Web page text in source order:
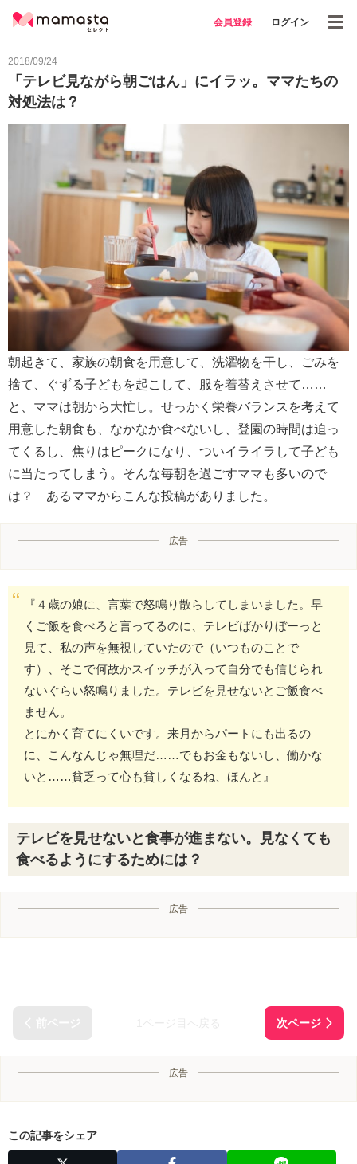
会員登録 ログイン
2018/09/24
「テレビ見ながら朝ごはん」にイラッ。ママたちの
対処法は？
朝起きて、家族の朝食を用意して、洗濯物を干し、ごみを
捨て、ぐずる子どもを起こして、服を着替えさせて……
と、ママは朝から大忙し。せっかく栄養バランスを考えて
用意した朝食も、なかなか食べないし、登園の時間は迫っ
てくるし、焦りはピークになり、ついイライラして子ども
に当たってしまう。そんな毎朝を過ごすママも多いので
は？ あるママからこんな投稿がありました。
広告
『４歳の娘に、言葉で怒鳴り散らしてしまいました。早
くご飯を食べろと言ってるのに、テレビばかりぼーっと
見て、私の声を無視していたので（いつものことで
す）、そこで何故かスイッチが入って自分でも信じられ
ないぐらい怒鳴りました。テレビを見せないとご飯食べ
ません。
とにかく育てにくいです。来月からパートにも出るの
に、こんなんじゃ無理だ……でもお金もないし、働かな
いと……貧乏って心も貧しくなるね、ほんと』
テレビを見せないと食事が進まない。見なくても
食べるようにするためには？
広告
広告
この記事をシェア